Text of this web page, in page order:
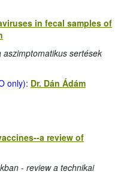
in fecal samples of
sertések
only): Dr. Dán Ádám
a review of
- review a technikai